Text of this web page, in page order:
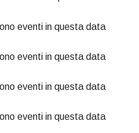
eventi in questa data
eventi in questa data
eventi in questa data
eventi in questa data